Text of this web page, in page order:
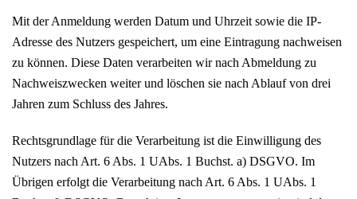
Mit der Anmeldung werden Datum und Uhrzeit sowie die IP-
Adresse des Nutzers gespeichert, um eine Eintragung nachweisen
zu können. Diese Daten verarbeiten wir nach Abmeldung zu
Nachweiszwecken weiter und löschen sie nach Ablauf von drei
Jahren zum Schluss des Jahres.
Rechtsgrundlage für die Verarbeitung ist die Einwilligung des
Nutzers nach Art. 6 Abs. 1 UAbs. 1 Buchst. a) DSGVO. Im
Übrigen erfolgt die Verarbeitung nach Art. 6 Abs. 1 UAbs. 1